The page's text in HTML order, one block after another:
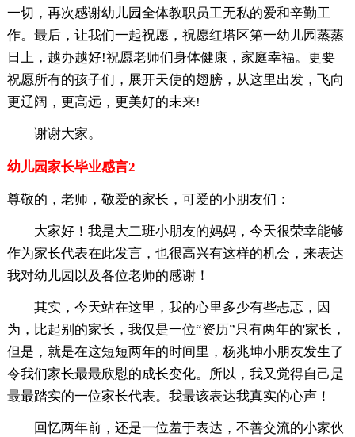
一切，再次感谢幼儿园全体教职员工无私的爱和辛勤工
作。最后，让我们一起祝愿，祝愿红塔区第一幼儿园蒸蒸
日上，越办越好!祝愿老师们身体健康，家庭幸福。更要
祝愿所有的孩子们，展开天使的翅膀，从这里出发，飞向
更辽阔，更高远，更美好的未来!
谢谢大家。
幼儿园家长毕业感言2
尊敬的，老师，敬爱的家长，可爱的小朋友们：
大家好！我是大二班小朋友的妈妈，今天很荣幸能够
作为家长代表在此发言，也很高兴有这样的机会，来表达
我对幼儿园以及各位老师的感谢！
其实，今天站在这里，我的心里多少有些忐忑，因
为，比起别的家长，我仅是一位“资历”只有两年的'家长，
但是，就是在这短短两年的时间里，杨兆坤小朋友发生了
令我们家长最最欣慰的成长变化。所以，我又觉得自己是
最最踏实的一位家长代表。我最该表达我真实的心声！
回忆两年前，还是一位羞于表达，不善交流的小家伙